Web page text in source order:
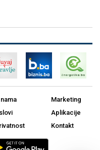
nama
Marketing
Aplikacije
Kontakt